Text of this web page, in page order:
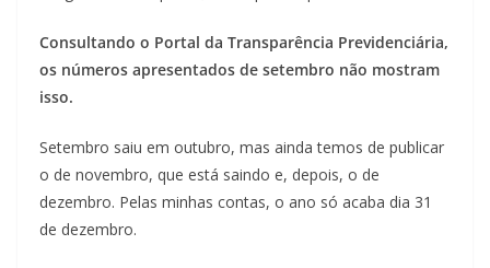
Consultando o Portal da Transparência Previdenciária,
os números apresentados de setembro não mostram
isso.
Setembro saiu em outubro, mas ainda temos de publicar
o de novembro, que está saindo e, depois, o de
dezembro. Pelas minhas contas, o ano só acaba dia 31
de dezembro.